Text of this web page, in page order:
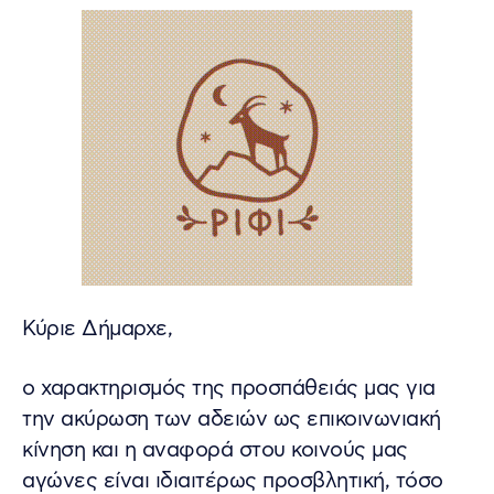
Κύριε Δήμαρχε,
ο χαρακτηρισμός της προσπάθειάς μας για
την ακύρωση των αδειών ως επικοινωνιακή
κίνηση και η αναφορά στου κοινούς μας
αγώνες είναι ιδιαιτέρως προσβλητική, τόσο